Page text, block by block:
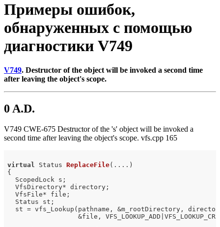
Примеры ошибок,
обнаруженных с помощью
диагностики V749
V749. Destructor of the object will be invoked a second time
after leaving the object's scope.
0 A.D.
V749 CWE-675 Destructor of the 's' object will be invoked a
second time after leaving the object's scope. vfs.cpp 165
virtual Status ReplaceFile(....)
{
  ScopedLock s;
  VfsDirectory* directory;
  VfsFile* file;
  Status st;
st = vfs_Lookup(pathname, &m_rootDirectory,
&file,